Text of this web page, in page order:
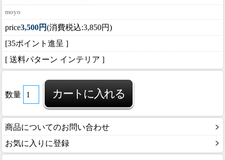
moyo
price3,500円(消費税込:3,850円)
[35ポイント進呈 ]
[ 送料パターン インテリア ]
数量
商品についてのお問い合わせ
お気に入りに登録